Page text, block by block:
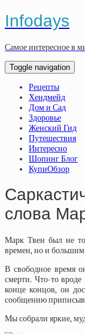
Infodays
Самое интересное в
Toggle navigation
Рецепты
Хендмейд
Дом и Сад
Здоровье
Женский Гид
Путешествия
Интересно
Шопинг Блог
КупиОбзор
слова
Марк Твен был не
времен, но и
В свободное время
смерти. Что-то
конце концов, он
сообщению
Мы собрали яркие,